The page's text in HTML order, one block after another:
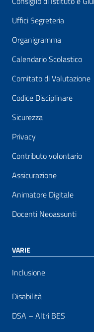
Uffici Segreteria
Organigramma
Calendario Scolastico
Comitato di Valutazione
Codice Disciplinare
Sicurezza
Privacy
Contributo volontario
Assicurazione
Animatore Digitale
Docenti Neoassunti
VARIE
Inclusione
Disabilità
DSA – Altri BES